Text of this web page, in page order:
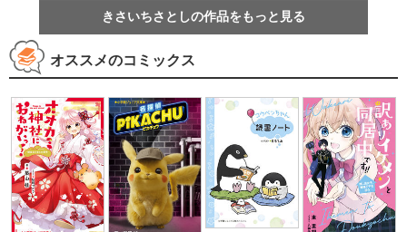
きさいちさとしの作品をもっと見る
オススメのコミックス